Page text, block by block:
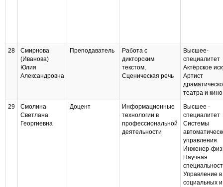
28
Смирнова
(Иванова)
Юлия
Александровна
Преподаватель
Работа с
дикторским
текстом,
Сценическая речь
Высшее-
специалитет
Актёрское
Артист
театра и кино
29
Смолина
Светлана
Георгиевна
Доцент
Информационные
технологии в
профессиональной
деятельности
Высшее -
специалитет
Системы
управления
Инженер-
Научная
Управление в
социальных и